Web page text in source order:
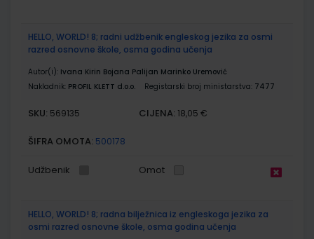
HELLO, WORLD! 8; radni udžbenik engleskog jezika za osmi
razred osnovne škole, osma godina učenja
Autor(i): Ivana Kirin Bojana Palijan Marinko Uremović
Nakladnik: PROFIL KLETT d.o.o. Registarski broj ministarstva: 7477
SKU: 569135 CIJENA: 18,05 €
ŠIFRA OMOTA: 500178
Udžbenik Omot
HELLO, WORLD! 8; radna bilježnica iz engleskoga jezika za
osmi razred osnovne škole, osma godina učenja